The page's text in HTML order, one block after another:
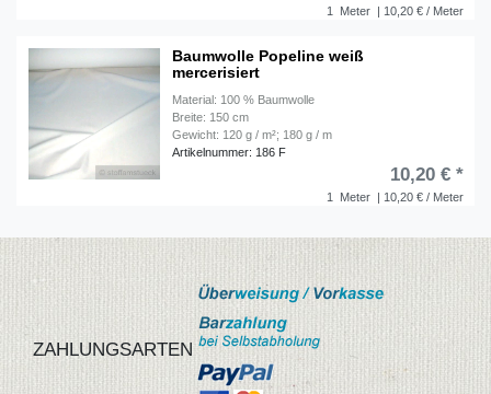
1 Meter | 10,20 € / Meter
Baumwolle Popeline weiß
mercerisiert
Material: 100 % Baumwolle
Breite: 150 cm
Gewicht: 120 g / m²; 180 g / m
Artikelnummer: 186 F
1 Meter | 10,20 € / Meter
10,20 € *
ZAHLUNGSARTEN